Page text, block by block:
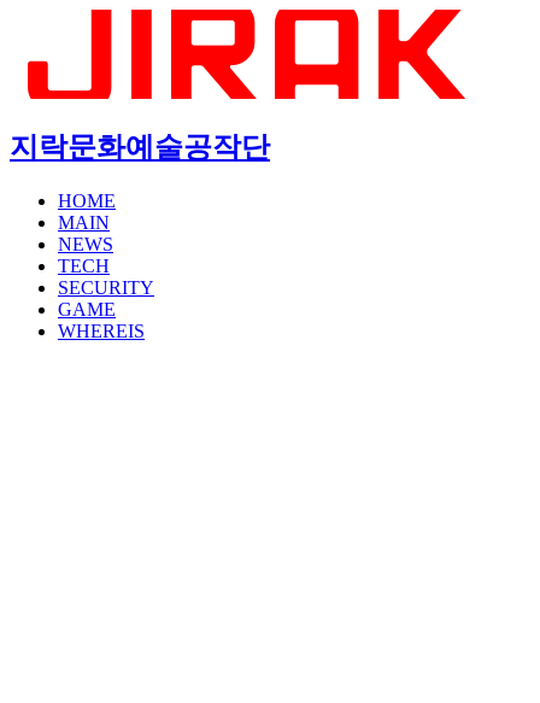
지락문화예술공작단
HOME
MAIN
NEWS
TECH
SECURITY
GAME
WHEREIS